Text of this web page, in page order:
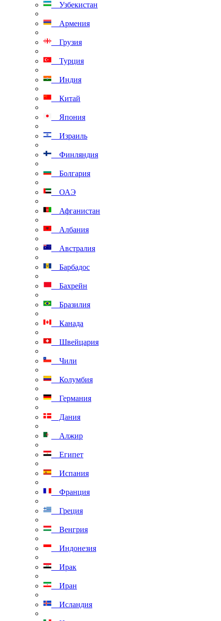
Узбекистан
Армения
Грузия
Турция
Индия
Китай
Япония
Израиль
Финляндия
Болгария
ОАЭ
Афганистан
Албания
Австралия
Барбадос
Бахрейн
Бразилия
Канада
Швейцария
Чили
Колумбия
Германия
Дания
Алжир
Египет
Испания
Франция
Греция
Венгрия
Индонезия
Ирак
Иран
Исландия